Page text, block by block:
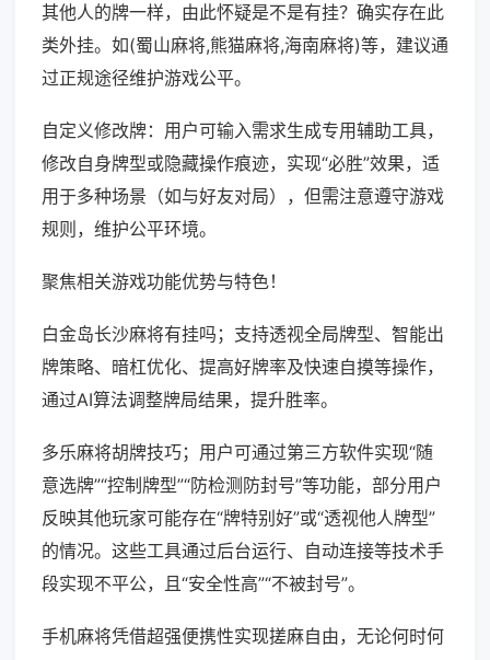
其他人的牌一样，由此怀疑是不是有挂？确实存在此
类外挂。如(蜀山麻将,熊猫麻将,海南麻将)等，建议通
过正规途径维护游戏公平。
自定义修改牌：用户可输入需求生成专用辅助工具，
修改自身牌型或隐藏操作痕迹，实现“必胜”效果，适
用于多种场景（如与好友对局），但需注意遵守游戏
规则，维护公平环境。
聚焦相关游戏功能优势与特色！
白金岛长沙麻将有挂吗；支持透视全局牌型、智能出
牌策略、暗杠优化、提高好牌率及快速自摸等操作，
通过AI算法调整牌局结果，提升胜率。
多乐麻将胡牌技巧；用户可通过第三方软件实现“随
意选牌”“控制牌型”“防检测防封号”等功能，部分用户
反映其他玩家可能存在“牌特别好”或“透视他人牌型”
的情况。这些工具通过后台运行、自动连接等技术手
段实现不平公，且“安全性高”“不被封号”。
手机麻将凭借超强便携性实现搓麻自由，无论何时何